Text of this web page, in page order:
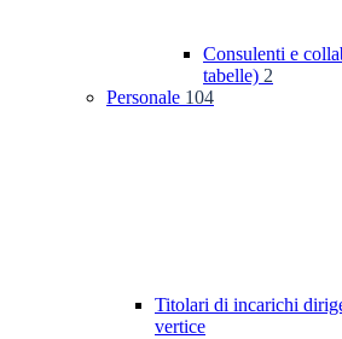
Consulenti e
tabelle) 2
Personale 104
Titolari di incarichi
vertice